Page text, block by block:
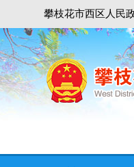
攀枝花市西区人民